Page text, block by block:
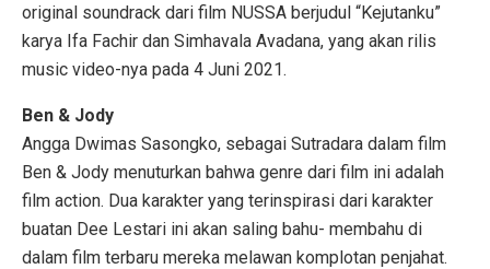
original soundrack dari film NUSSA berjudul “Kejutanku”
karya Ifa Fachir dan Simhavala Avadana, yang akan rilis
music video-nya pada 4 Juni 2021.
Ben & Jody
Angga Dwimas Sasongko, sebagai Sutradara dalam film
Ben & Jody menuturkan bahwa genre dari film ini adalah
film action. Dua karakter yang terinspirasi dari karakter
buatan Dee Lestari ini akan saling bahu- membahu di
dalam film terbaru mereka melawan komplotan penjahat.